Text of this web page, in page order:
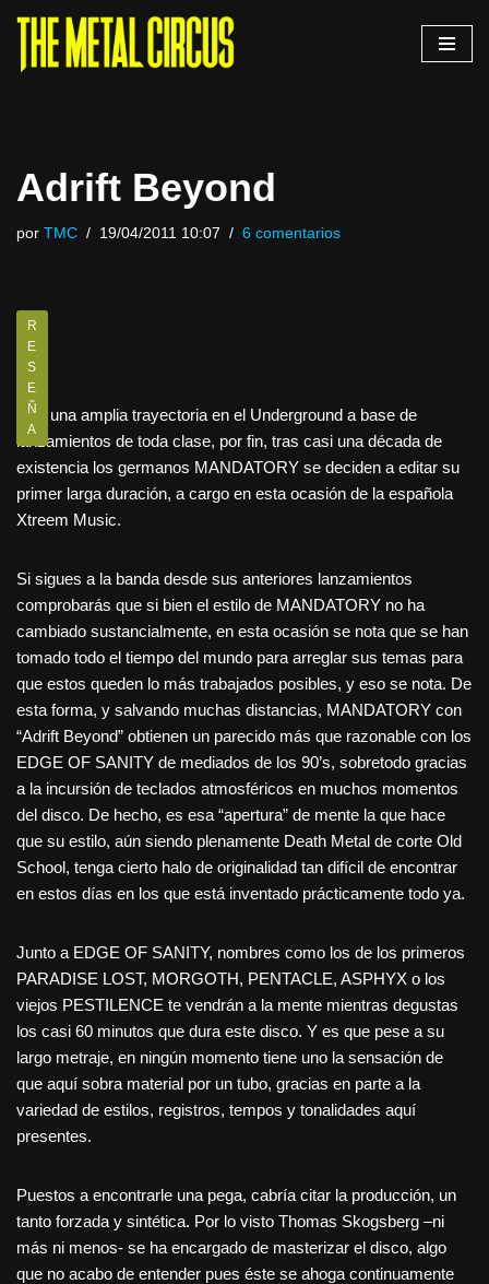
Saltar
Adrift Beyond
por TMC 19/04/2011 10:07 6 comentarios
R
E
S
E
Ñ
A
Con una amplia trayectoria en el Underground a base de
lanzamientos de toda clase, por fin, tras casi una década de
existencia los germanos MANDATORY se deciden a editar su
primer larga duración, a cargo en esta ocasión de la española
Xtreem Music.
Si sigues a la banda desde sus anteriores lanzamientos
comprobarás que si bien el estilo de MANDATORY no ha
cambiado sustancialmente, en esta ocasión se nota que se han
tomado todo el tiempo del mundo para arreglar sus temas para
que estos queden lo más trabajados posibles, y eso se nota. De
esta forma, y salvando muchas distancias, MANDATORY con
“Adrift Beyond” obtienen un parecido más que razonable con los
EDGE OF SANITY de mediados de los 90’s, sobretodo gracias
a la incursión de teclados atmosféricos en muchos momentos
del disco. De hecho, es esa “apertura” de mente la que hace
que su estilo, aún siendo plenamente Death Metal de corte Old
School, tenga cierto halo de originalidad tan difícil de encontrar
en estos días en los que está inventado prácticamente todo ya.
Junto a EDGE OF SANITY, nombres como los de los primeros
PARADISE LOST, MORGOTH, PENTACLE, ASPHYX o los
viejos PESTILENCE te vendrán a la mente mientras degustas
los casi 60 minutos que dura este disco. Y es que pese a su
largo metraje, en ningún momento tiene uno la sensación de
que aquí sobra material por un tubo, gracias en parte a la
variedad de estilos, registros, tempos y tonalidades aquí
presentes.
Puestos a encontrarle una pega, cabría citar la producción, un
tanto forzada y sintética. Por lo visto Thomas Skogsberg –ni
más ni menos- se ha encargado de masterizar el disco, algo
que no acabo de entender pues éste se ahoga continuamente